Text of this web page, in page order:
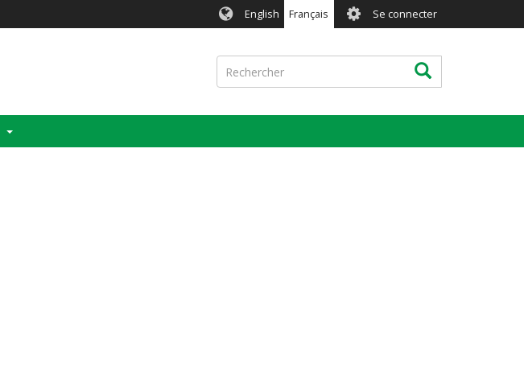
English Français User
account
menu
Se connecter
Rechercher Rechercher